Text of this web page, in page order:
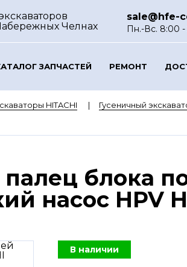
Челнах
sale@hfe-
Пн.-Вс. 8:00 -
ЗАПЧАСТЕЙ РЕМОНТ
HITACHI Гусеничный
блока
насос HPV
В наличии